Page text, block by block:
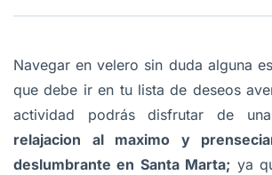
Navegar en velero sin duda alguna
que debe ir en tu lista de deseos
actividad podrás disfrutar de
relajacion al maximo y
deslumbrante en Santa Marta; ya